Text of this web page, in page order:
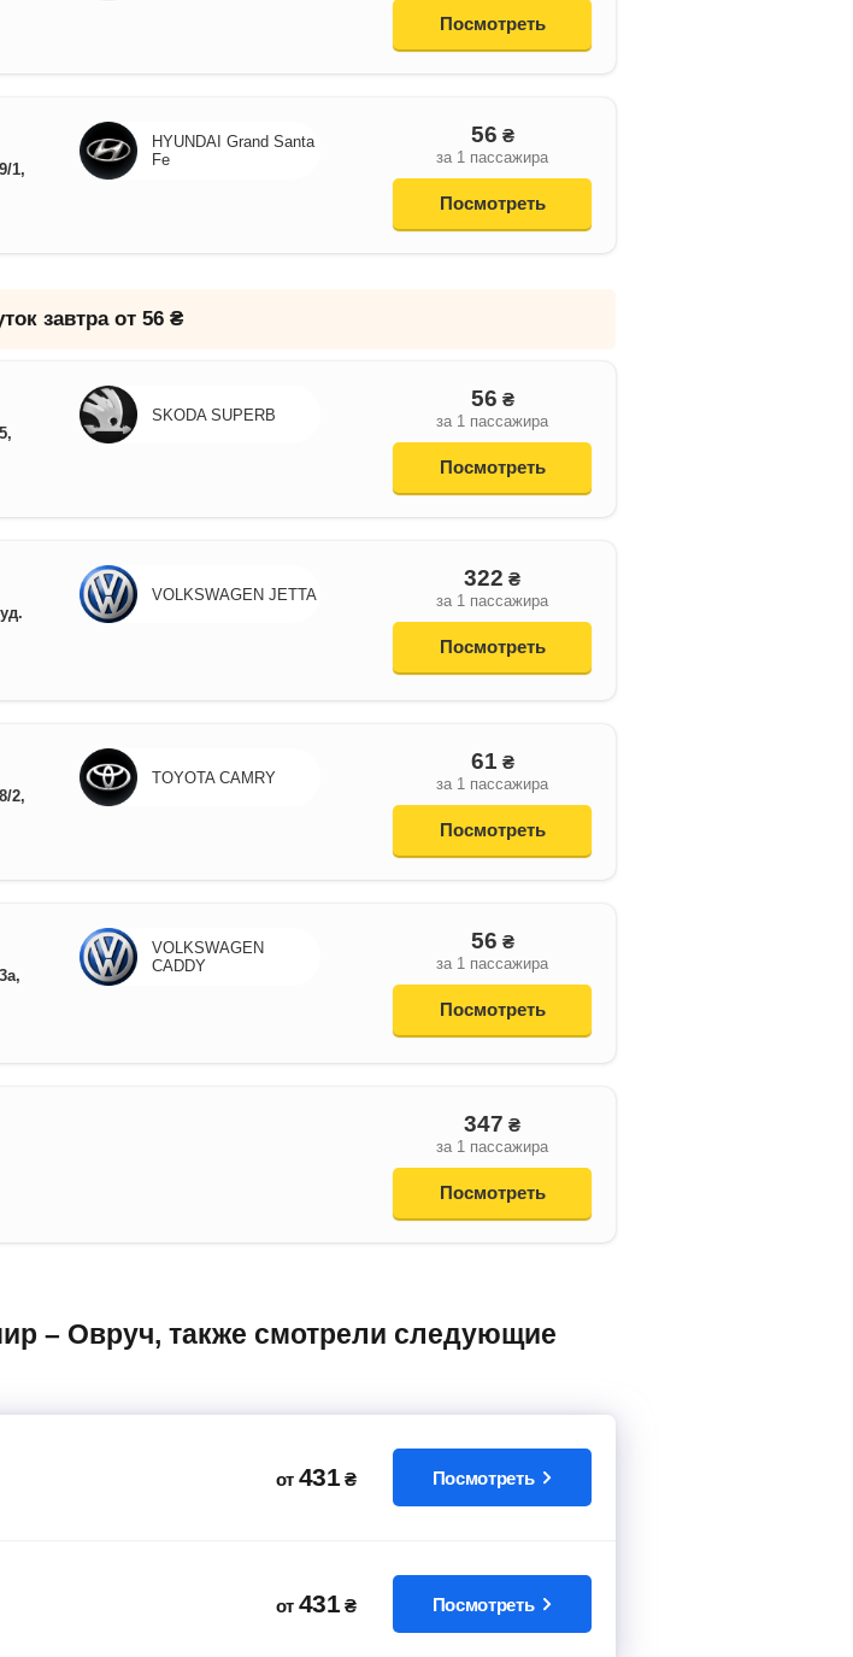
Посмотреть
1,
HYUNDAI Grand Santa
Fe
56 ₴
за 1 пассажира
Посмотреть
завтра от 56 ₴
SKODA SUPERB
56 ₴
за 1 пассажира
Посмотреть
VOLKSWAGEN JETTA
322 ₴
за 1 пассажира
Посмотреть
2,
TOYOTA CAMRY
61 ₴
за 1 пассажира
Посмотреть
VOLKSWAGEN
CADDY
56 ₴
за 1 пассажира
Посмотреть
347 ₴
за 1 пассажира
Посмотреть
от 431 ₴ Посмотреть
от 431 ₴ Посмотреть